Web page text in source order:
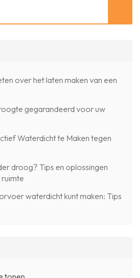
over het laten maken van een
gegarandeerd voor uw
Waterdicht te Maken tegen
droog? Tips en oplossingen
waterdicht kunt maken: Tips